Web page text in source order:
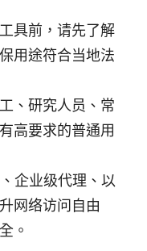
具前，请先了解
用途符合当地法
、研究人员、常
高要求的普通用
企业级代理、以
网络访问自由
。